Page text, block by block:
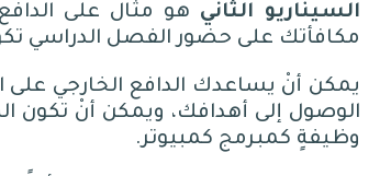
السيناريو الثاني هو مثال على
مكافأتك على حضور الفصل الدراسي
يمكن أنْ يساعدك الدافع الخارجي على
الوصول إلى أهدافك، ويمكن أنْ تكون
وظيفةٍ كمبرمج كمبيوتر.